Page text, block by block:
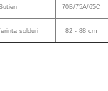
70B/75A/65C
solduri 82 - 88 cm